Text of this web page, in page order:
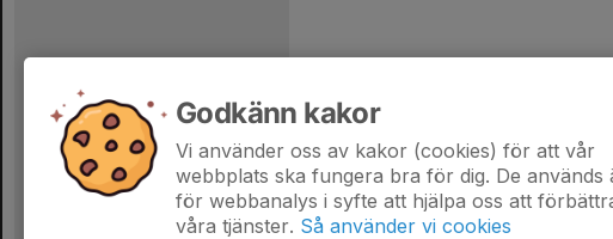
Godkänn kakor
Vi använder oss av kakor (cookies) för att vår
webbplats ska fungera bra för dig. De används
för webbanalys i syfte att hjälpa oss att
våra tjänster. Så använder vi cookies